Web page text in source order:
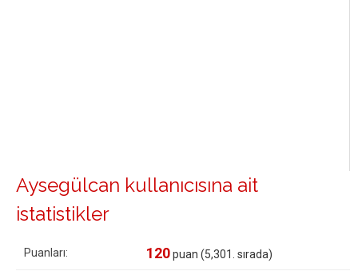
Aysegülcan kullanıcısına ait
istatistikler
Puanları: 120puan (5,301 . sırada)